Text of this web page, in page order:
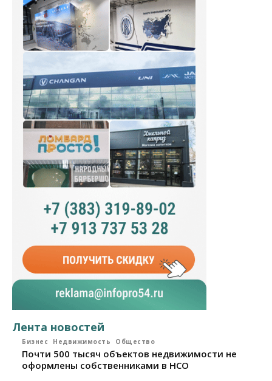
Лента новостей
Бизнес Недвижимость Общество
Почти 500 тысяч объектов недвижимости не
оформлены собственниками в НСО